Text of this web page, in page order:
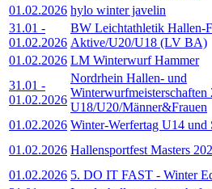
01.02.2026 hylo winter javelin
31.01 -
01.02.2026
BW Leichtathletik Hallen-
Aktive/U20/U18 (LV BA)
01.02.2026 LM Winterwurf Hammer
31.01 -
01.02.2026
Nordrhein Hallen- und
Winterwurfmeisterschaften
U18/U20/Männer&Frauen
01.02.2026 Winter-Werfertag U14 und
01.02.2026 Hallensportfest Masters
01.02.2026 5. DO IT FAST - Winter